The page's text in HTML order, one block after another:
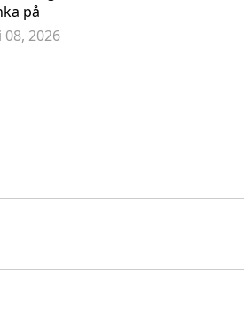
på
08, 2026